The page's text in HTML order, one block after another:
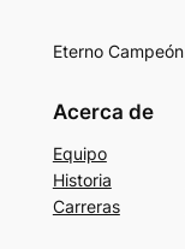
Eterno Campeón
Acerca de
Equipo
Historia
Carreras